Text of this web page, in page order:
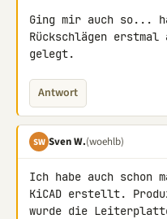
Ging mir auch so...
Rückschlägen erstmal
gelegt.
Antwort
SW Sven W.(woehlb)
Ich habe auch
KiCAD erstellt.
wurde die